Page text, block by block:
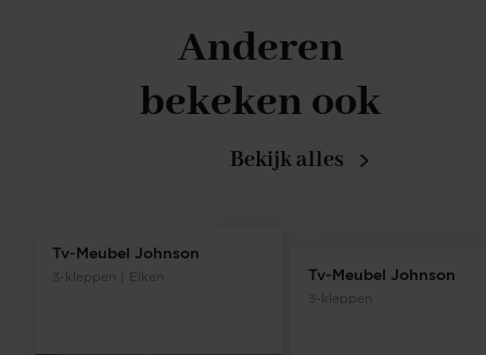
Tv-Meubel Johnson
3-kleppen | Eiken Tv-Meubel Johnson
3-kleppen
Anderen
bekeken ook
Bekijk alles